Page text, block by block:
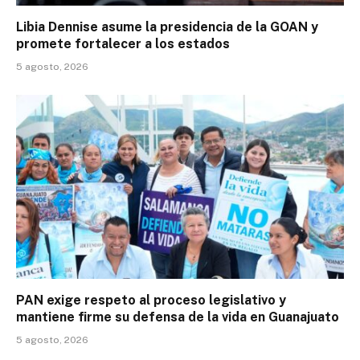
Libia Dennise asume la presidencia de la GOAN y
promete fortalecer a los estados
5 agosto, 2026
PAN exige respeto al proceso legislativo y
mantiene firme su defensa de la vida en Guanajuato
5 agosto, 2026